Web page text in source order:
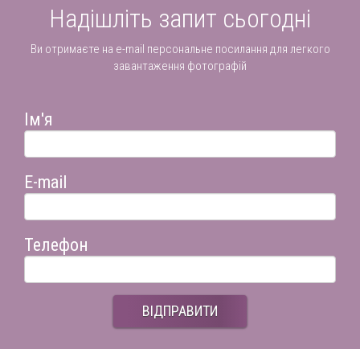
Надішліть запит сьогодні
Ви отримаєте на e-mail персональне посилання для легкого
завантаження фотографій
Ім'я
E-mail
Телефон
ВІДПРАВИТИ